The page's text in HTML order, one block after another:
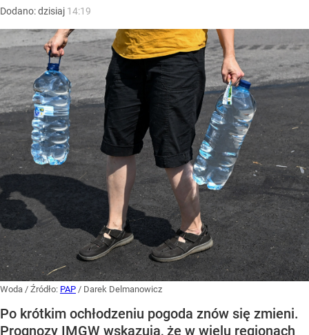
Dodano:dzisiaj 14:19
Woda / Źródło: PAP / Darek Delmanowicz
Po krótkim ochłodzeniu pogoda znów się zmieni.
Prognozy IMGW wskazują, że w wielu regionach